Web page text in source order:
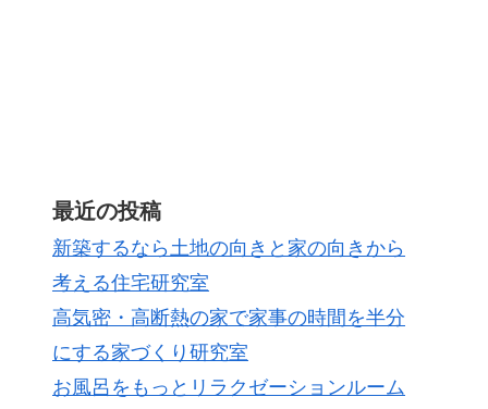
最近の投稿
新築するなら土地の向きと家の向きから
考える住宅研究室
高気密・高断熱の家で家事の時間を半分
にする家づくり研究室
お風呂をもっとリラクゼーションルーム